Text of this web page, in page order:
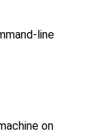
line
on